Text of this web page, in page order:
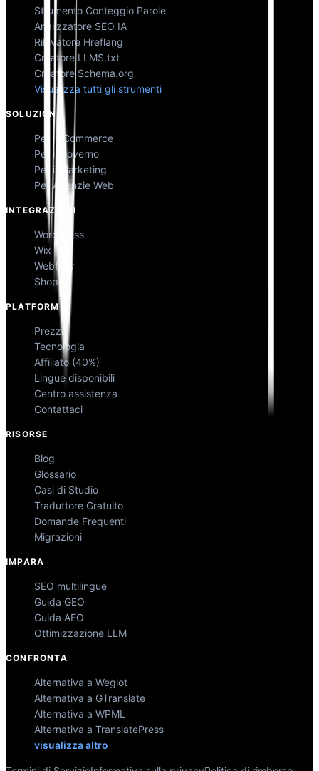
Strumento Conteggio Parole
Analizzatore SEO IA
Rilevatore Hreflang
Creatore LLMS.txt
Creatore Schema.org
Visualizza tutti gli strumenti
SOLUZIONI
Per l'eCommerce
Per il Governo
Per il Marketing
Per Agenzie Web
INTEGRAZIONI
WordPress
Wix
Webflow
Shopify
PLATFORM
Prezzi
Tecnologia
Affiliato (40%)
Lingue disponibili
Centro assistenza
Contattaci
RISORSE
Blog
Glossario
Casi di Studio
Traduttore Gratuito
Domande Frequenti
Migrazioni
IMPARA
SEO multilingue
Guida GEO
Guida AEO
Ottimizzazione LLM
CONFRONTA
Alternativa a Weglot
Alternativa a GTranslate
Alternativa a WPML
Alternativa a TranslatePress
visualizza altro